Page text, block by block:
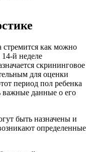
как можно
й неделе
скрининговое
для оценки
период пол ребенка
важные данные о его
быть назначены и
определенные